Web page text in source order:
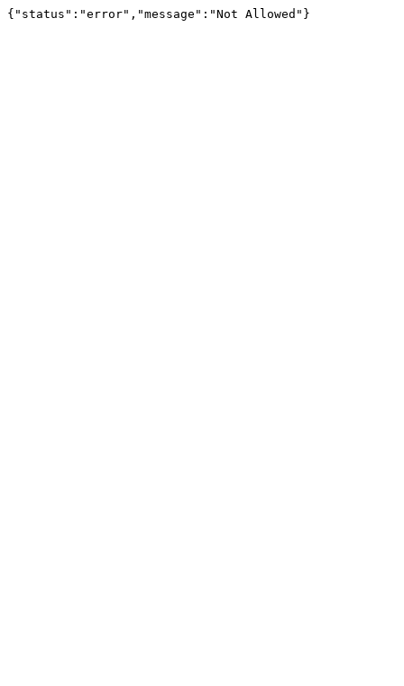
{"status":"error","message":"Not Allowed"}